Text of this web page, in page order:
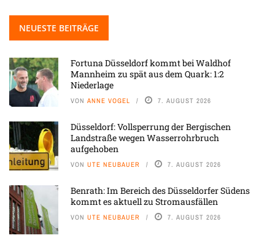
NEUESTE BEITRÄGE
Fortuna Düsseldorf kommt bei Waldhof
Mannheim zu spät aus dem Quark: 1:2
Niederlage
VON ANNE VOGEL 7. AUGUST 2026
Düsseldorf: Vollsperrung der Bergischen
Landstraße wegen Wasserrohrbruch
aufgehoben
VON UTE NEUBAUER 7. AUGUST 2026
Benrath: Im Bereich des Düsseldorfer Südens
kommt es aktuell zu Stromausfällen
VON UTE NEUBAUER 7. AUGUST 2026